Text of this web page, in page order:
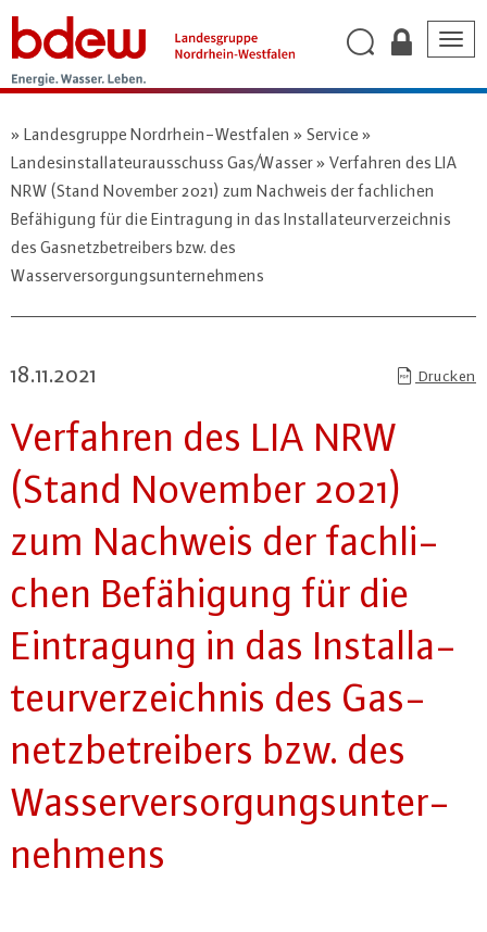
Landesgruppe Nordrhein-Westfalen
Service
Landesinstallateurausschuss Gas/Wasser
Verfahren des LIA
NRW (Stand November 2021) zum Nachweis der fachlichen
Befähigung für die Eintragung in das Installateurverzeichnis
des Gasnetzbetreibers bzw. des
Wasserversorgungsunternehmens
18.11.2021 Drucken
Verfahren des LIA NRW
(Stand November 2021)
zum Nachweis der fach­li­
chen Be­fä­hi­gung für die
Ein­tra­gung in das In­stal­la­
teur­ver­zeich­nis des Gas­
netz­be­trei­bers bzw. des
Was­ser­ver­sor­gungs­un­ter­
neh­mens